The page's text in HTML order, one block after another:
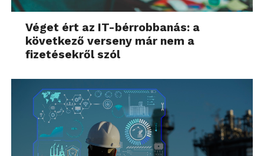
Véget ért az IT-bérrobbanás: a
következő verseny már nem a
fizetésekről szól